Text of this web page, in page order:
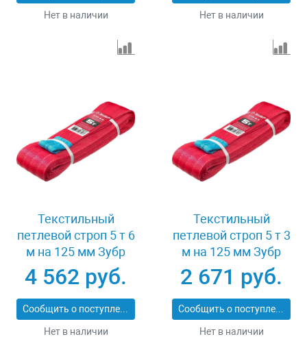
Нет в наличии Нет в наличии
Текстильный
петлевой строп 5 т 6
м на 125 мм Зубр
43555-5-6
4 562 руб.
Сообщить о поступлении
Нет в наличии
Текстильный
петлевой строп 5 т 3
м на 125 мм Зубр
43555-5-3
2 671 руб.
Сообщить о поступлении
Нет в наличии